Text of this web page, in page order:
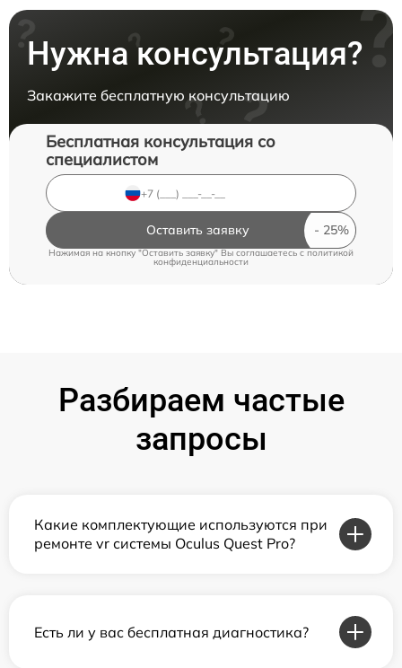
Нужна консультация?
Закажите бесплатную консультацию
Бесплатная консультация со
специалистом
Оставить заявку
Нажимая на кнопку "Оставить заявку" Вы соглашаетесь c политикой
конфиденциальности
Разбираем частые
запросы
Какие комплектующие используются при
ремонте vr системы Oculus Quest Pro?
Есть ли у вас бесплатная диагностика?